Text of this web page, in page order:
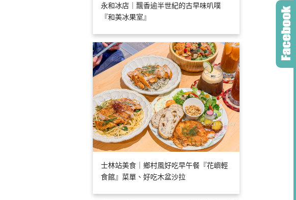
永和冰店｜飄香逾半世紀的古早味叭噗
『和美冰果室』
士林站美食｜鄉村風好吃早午餐『花嶼輕
食館』菜單、好吃木盆沙拉